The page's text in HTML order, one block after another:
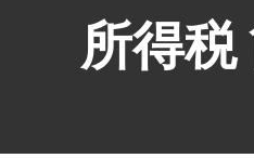
所得税